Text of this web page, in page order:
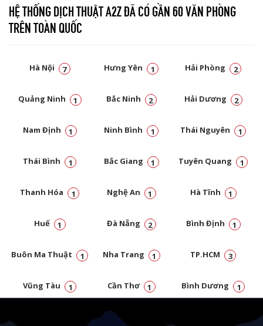
HỆ THỐNG DỊCH THUẬT A2Z ĐÃ CÓ GẦN 60 VĂN PHÒNG
TRÊN TOÀN QUỐC
Hà Nội 7 Hưng Yên 1 Hải Phòng 2
Quảng Ninh 1 Bắc Ninh 2 Hải Dương 2
Nam Định 1 Ninh Bình 1 Thái Nguyên 1
Thái Bình 1 Bắc Giang 1 Tuyên Quang 1
Thanh Hóa 1 Nghệ An 1 Hà Tĩnh 1
Huế 1 Đà Nẵng 2 Bình Định 1
Buôn Ma Thuật 1 Nha Trang 1 TP.HCM 3
Vũng Tàu 1 Cần Thơ 1 Bình Dương 1